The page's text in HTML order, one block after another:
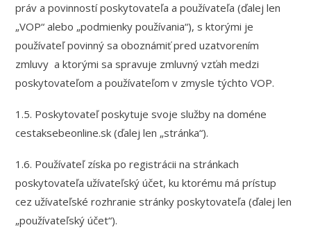
práv a povinností poskytovateľa a používateľa (ďalej len
„VOP“ alebo „podmienky používania“), s ktorými je
používateľ povinný sa oboznámiť pred uzatvorením
zmluvy a ktorými sa spravuje zmluvný vzťah medzi
poskytovateľom a používateľom v zmysle týchto VOP.
1.5. Poskytovateľ poskytuje svoje služby na doméne
cestaksebeonline.sk (ďalej len „stránka“).
1.6. Používateľ získa po registrácii na stránkach
poskytovateľa užívateľský účet, ku ktorému má prístup
cez užívateľské rozhranie stránky poskytovateľa (ďalej len
„používateľský účet“).